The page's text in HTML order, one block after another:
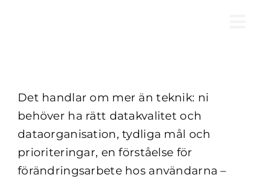
Det handlar om mer än teknik: ni
behöver ha rätt datakvalitet och
dataorganisation, tydliga mål och
prioriteringar, en förståelse för
förändringsarbete hos användarna –